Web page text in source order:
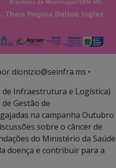
dionizio@seinfra.ms •
de Infraestrutura e Logística)
Gestão de
na campanha Outubro
sobre o câncer de
do Ministério da Saúde
doença e contribuir para a